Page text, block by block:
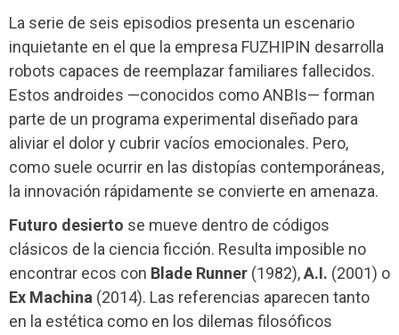
La serie de seis episodios presenta un escenario
inquietante en el que la empresa FUZHIPIN desarrolla
robots capaces de reemplazar familiares fallecidos.
Estos androides —conocidos como ANBIs— forman
parte de un programa experimental diseñado para
aliviar el dolor y cubrir vacíos emocionales. Pero,
como suele ocurrir en las distopías contemporáneas,
la innovación rápidamente se convierte en amenaza.
Futuro desierto se mueve dentro de códigos
clásicos de la ciencia ficción. Resulta imposible no
encontrar ecos con Blade Runner (1982),A.I. (2001) o
Ex Machina (2014). Las referencias aparecen tanto
en la estética como en los dilemas filosóficos